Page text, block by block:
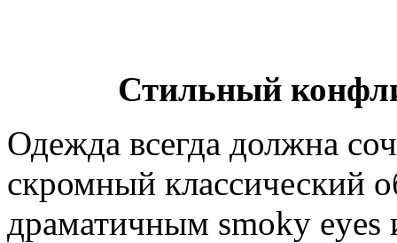
Стильный
Одежда всегда должна
скромный классический
драматичным smoky eyes